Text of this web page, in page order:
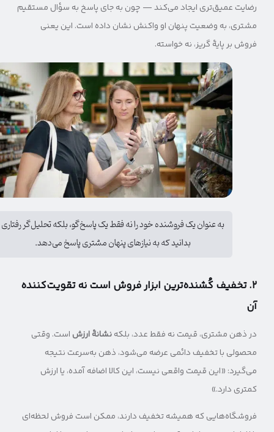
رضایت عمیق‌تری ایجاد می‌کند — چون به جای پاسخ به سؤال مستقیم
مشتری، به وضعیت پنهان او واکنش نشان داده است. این یعنی
فروش بر پایهٔ گریز، نه خواسته.
به عنوان یک فروشنده خود را نه فقط یک پاسخ‌گو، بلکه تحلیل‌گر رفتاری
بدانید که به نیازهای پنهان مشتری پاسخ می‌دهد.
۲. تخفیف کُشنده‌ترین ابزار فروش است نه تقویت‌کننده
آن
در ذهن مشتری، قیمت نه فقط عدد، بلکهنشانهٔ ارزشاست. وقتی
محصولی با تخفیف دائمی عرضه می‌شود، ذهن به‌سرعت نتیجه
می‌گیرد: «این قیمت واقعی نیست، این کالا اضافه آمده، یا ارزش
کمتری دارد.»
فروشگاه‌هایی که همیشه تخفیف دارند، ممکن است فروش لحظه‌ای